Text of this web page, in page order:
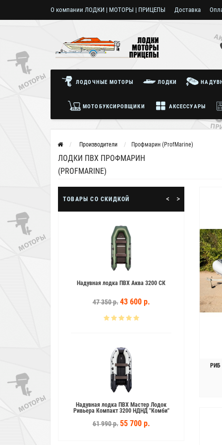
О компании ЛОДКИ | МОТОРЫ | ПРИЦЕПЫ Доставка
ЛОДОЧНЫЕ МОТОРЫ ЛОДКИ
МОТОБУКСИРОВЩИКИ АКСЕССУАРЫ
Производители Профмарин (ProfMarine)
ЛОДКИ ПВХ ПРОФМАРИН
(PROFMARINE)
ТОВАРЫ СО СКИДКОЙ
ПВХ Мастер Лодок
3200 НДНД "Комби"
Надувная Лодка ПВХ Мастер Лодок
52 390 р.48 500 р.
Надувная лодка ПВХ Флинк (Flinc)
FT320KA
56 500 р.45 600 р.
< >